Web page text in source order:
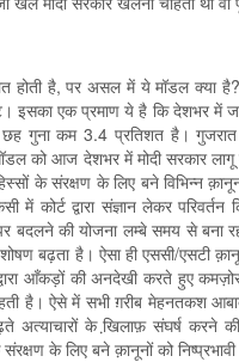
होती है, पर असल में ये मॉडल क्या
एक प्रमाण ये है कि देशभर में
गुना कम 3.4 प्रतिशत है।
को आज देशभर में मोदी सरकार
के संरक्षण के लिए बने विभिन्न
कोर्ट द्वारा संज्ञान लेकर
बदलने की योजना लम्बे समय से बना
बढ़ता है। ऐसा ही एससी/एसटी
द्वारा आँकड़ों की अनदेखी करते हुए
है। ऐसे में सभी ग़रीब मेहनतकश
अत्याचारों के खि़लाफ़ संघर्ष
के लिए बने क़ानूनों को